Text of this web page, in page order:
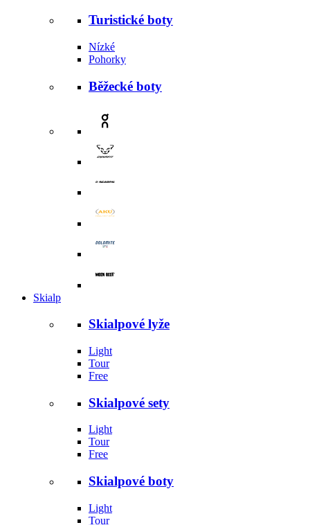
Turistické boty
Nízké
Pohorky
Běžecké boty
Skialp
Skialpové lyže
Light
Tour
Free
Skialpové sety
Light
Tour
Free
Skialpové boty
Light
Tour